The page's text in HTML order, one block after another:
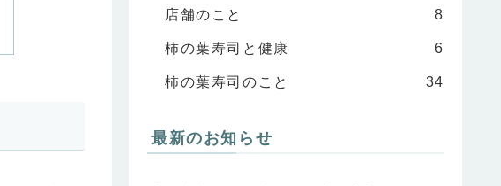
店舗のこと 8
柿の葉寿司と健康 6
柿の葉寿司のこと 34
最新のお知らせ